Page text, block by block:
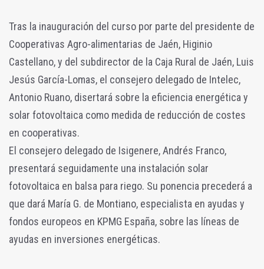
Tras la inauguración del curso por parte del presidente de
Cooperativas Agro-alimentarias de Jaén, Higinio
Castellano, y del subdirector de la Caja Rural de Jaén, Luis
Jesús García-Lomas, el consejero delegado de Intelec,
Antonio Ruano, disertará sobre la eficiencia energética y
solar fotovoltaica como medida de reducción de costes
en cooperativas.
El consejero delegado de Isigenere, Andrés Franco,
presentará seguidamente una instalación solar
fotovoltaica en balsa para riego. Su ponencia precederá a
que dará María G. de Montiano, especialista en ayudas y
fondos europeos en KPMG España, sobre las líneas de
ayudas en inversiones energéticas.